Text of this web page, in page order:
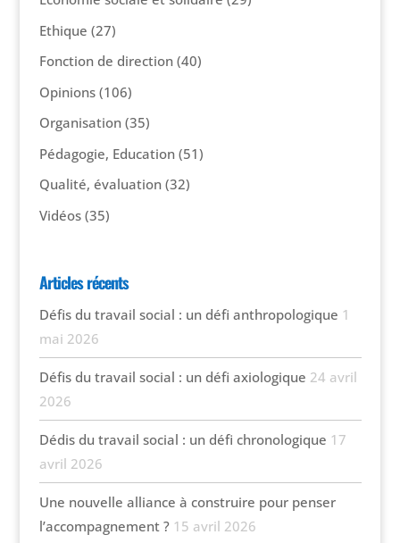
Ethique (27)
Fonction de direction(40)
Opinions(106)
Organisation(35)
Pédagogie, Education(51)
Qualité, évaluation(32)
Vidéos(35)
Articles récents
Défis du travail social : un défi anthropologique 1
mai 2026
Défis du travail social : un défi axiologique 24 avril
2026
Dédis du travail social : un défi chronologique 17
avril 2026
Une nouvelle alliance à construire pour penser
l’accompagnement ? 15 avril 2026